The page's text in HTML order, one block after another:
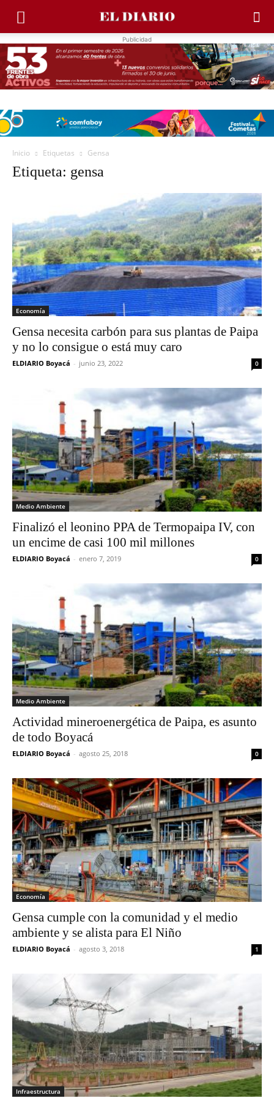
Publicidad
Inicio Etiquetas Gensa
Etiqueta: gensa
Economía
Gensa necesita carbón para sus plantas de Paipa
y no lo consigue o está muy caro
ELDIARIO Boyacá - junio 23, 2022 0
Medio Ambiente
Finalizó el leonino PPA de Termopaipa IV, con
un encime de casi 100 mil millones
ELDIARIO Boyacá - enero 7, 2019 0
Medio Ambiente
Actividad mineroenergética de Paipa, es asunto
de todo Boyacá
ELDIARIO Boyacá - agosto 25, 2018 0
Economía
Gensa cumple con la comunidad y el medio
ambiente y se alista para El Niño
ELDIARIO Boyacá - agosto 3, 2018 1
Infraestructura